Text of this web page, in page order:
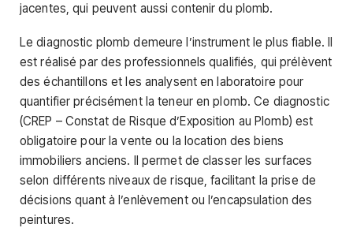
jacentes, qui peuvent aussi contenir du plomb.
Le diagnostic plomb demeure l’instrument le plus fiable. Il
est réalisé par des professionnels qualifiés, qui prélèvent
des échantillons et les analysent en laboratoire pour
quantifier précisément la teneur en plomb. Ce diagnostic
(CREP – Constat de Risque d’Exposition au Plomb) est
obligatoire pour la vente ou la location des biens
immobiliers anciens. Il permet de classer les surfaces
selon différents niveaux de risque, facilitant la prise de
décisions quant à l’enlèvement ou l’encapsulation des
peintures.